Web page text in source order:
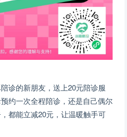
诊的新朋友，送上20元陪诊服
约一次全程陪诊，还是自己偶尔
都能立减20元，让温暖触手可